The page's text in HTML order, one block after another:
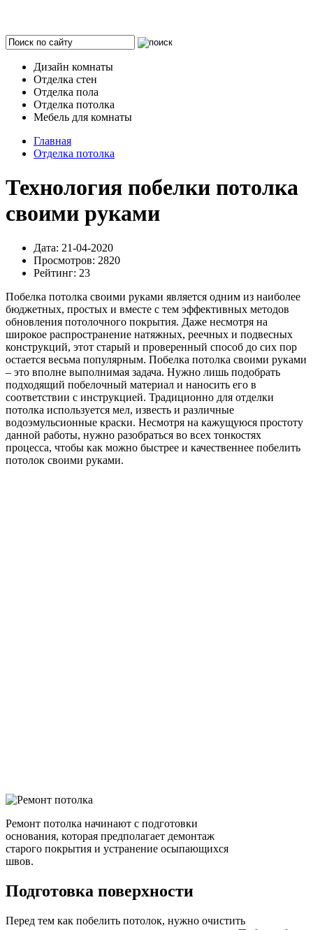
Дизайн комнаты
Отделка стен
Отделка пола
Отделка потолка
Мебель для комнаты
Главная
Отделка потолка
Технология побелки потолка
своими руками
Дата: 21-04-2020
Просмотров: 2820
Рейтинг: 23
Побелка потолка своими руками является одним из наиболее
бюджетных, простых и вместе с тем эффективных методов
обновления потолочного покрытия. Даже несмотря на
широкое распространение натяжных, реечных и подвесных
конструкций, этот старый и проверенный способ до сих пор
остается весьма популярным. Побелка потолка своими руками
– это вполне выполнимая задача. Нужно лишь подобрать
подходящий побелочный материал и наносить его в
соответствии с инструкцией. Традиционно для отделки
потолка используется мел, известь и различные
водоэмульсионные краски. Несмотря на кажущуюся простоту
данной работы, нужно разобраться во всех тонкостях
процесса, чтобы как можно быстрее и качественнее побелить
потолок своими руками.
Ремонт потолка начинают с подготовки
основания, которая предполагает демонтаж
старого покрытия и устранение осыпающихся
швов.
Подготовка поверхности
Перед тем как побелить потолок, нужно очистить